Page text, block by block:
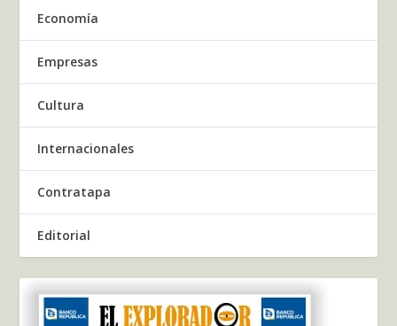
Economía
Empresas
Cultura
Internacionales
Contratapa
Editorial